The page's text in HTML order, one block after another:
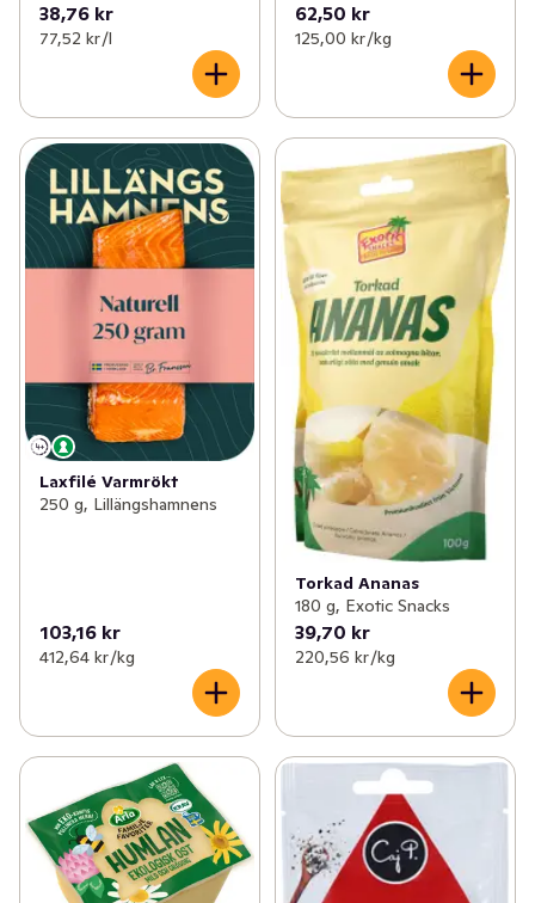
38,76 kr
77,52 kr /l
62,50 kr
125,00 kr /kg
Laxfilé Varmrökt
250 g, Lillängshamnens
103,16 kr
412,64 kr /kg
Torkad Ananas
180 g, Exotic Snacks
39,70 kr
220,56 kr /kg